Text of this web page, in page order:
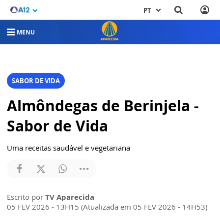
PT
MENU
SABOR DE VIDA
Almôndegas de Berinjela -
Sabor de Vida
Uma receitas saudável e vegetariana
Escrito por TV Aparecida
05 FEV 2026 - 13H15 (Atualizada em 05 FEV 2026 - 14H53)